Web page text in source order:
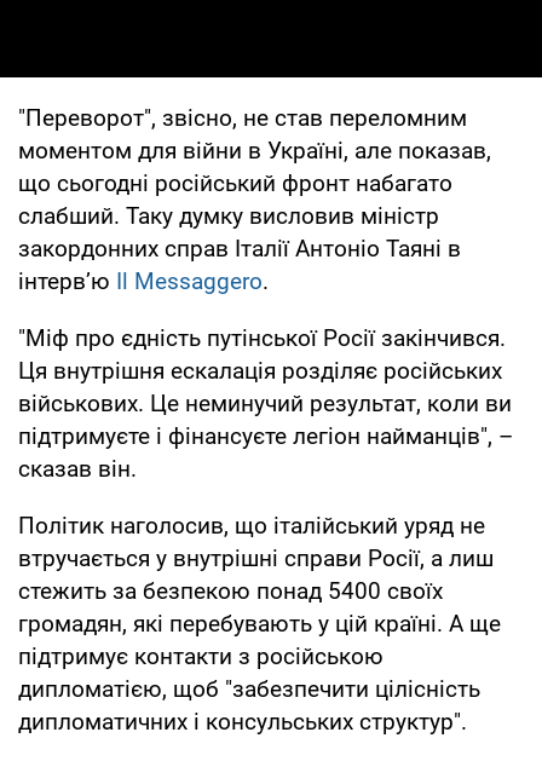
"Переворот", звісно, не став переломним
моментом для війни в Україні, але показав,
що сьогодні російський фронт набагато
слабший. Таку думку висловив міністр
закордонних справ Італії Антоніо Таяні в
інтерв’ю Il Messaggero.
"Міф про єдність путінської Росії закінчився.
Ця внутрішня ескалація розділяє російських
військових. Це неминучий результат, коли ви
підтримуєте і фінансуєте легіон найманців", –
сказав він.
Політик наголосив, що італійський уряд не
втручається у внутрішні справи Росії, а лиш
стежить за безпекою понад 5400 своїх
громадян, які перебувають у цій країні. А ще
підтримує контакти з російською
дипломатією, щоб "забезпечити цілісність
дипломатичних і консульських структур".